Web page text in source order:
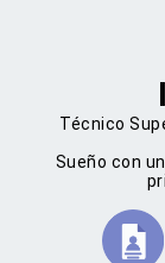
Técnico
Sueño con